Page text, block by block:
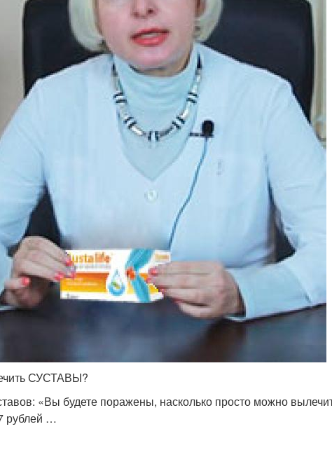
СУСТАВЫ?
«Вы будете поражены, насколько просто можно
рублей …